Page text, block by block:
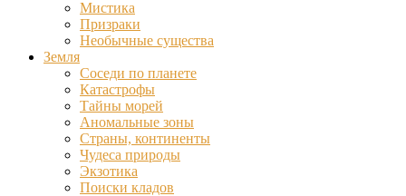
Мистика
Призраки
Необычные существа
Земля
Соседи по планете
Катастрофы
Тайны морей
Аномальные зоны
Страны, континенты
Чудеса природы
Экзотика
Поиски кладов